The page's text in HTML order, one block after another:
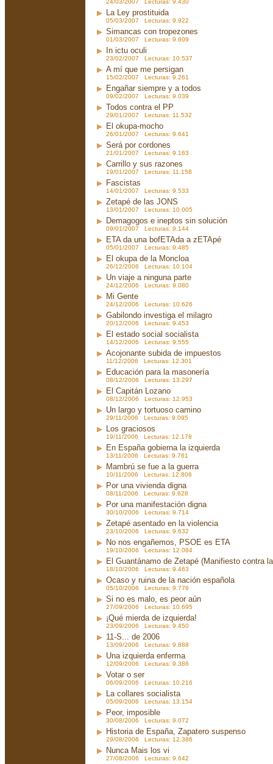
24/03/2007 Lecturas: 9.430
La Ley prostituida
05/03/2007 Lecturas: 9.922
Simancas con tropezones
01/03/2007 Lecturas: 9.609
In ictu oculi
23/02/2007 Lecturas: 10.537
A mí que me persigan
15/02/2007 Lecturas: 9.261
Engañar siempre y a todos
09/02/2007 Lecturas: 9.039
Todos contra el PP
29/01/2007 Lecturas: 11.532
El okupa-mocho
26/01/2007 Lecturas: 9.641
Será por cordones
21/01/2007 Lecturas: 9.163
Carrillo y sus razones
19/01/2007 Lecturas: 11.158
Fascistas
14/01/2007 Lecturas: 9.533
Zetapé de las JONS
13/01/2007 Lecturas: 10.005
Demagogos e ineptos sin solución
09/01/2007 Lecturas: 9.144
ETA da una bofETAda a zETApé
05/01/2007 Lecturas: 9.485
El okupa de la Moncloa
26/12/2006 Lecturas: 10.104
Un viaje a ninguna parte
24/12/2006 Lecturas: 9.080
Mi Gente
24/12/2006 Lecturas: 10.626
Gabilondo investiga el milagro
20/12/2006 Lecturas: 9.453
El estado social socialista
14/12/2006 Lecturas: 9.555
Acojonante subida de impuestos
11/12/2006 Lecturas: 12.301
Educación para la masonería
08/12/2006 Lecturas: 13.297
El Capitán Lozano
08/12/2006 Lecturas: 12.953
Un largo y tortuoso camino
29/11/2006 Lecturas: 9.095
Los graciosos
19/11/2006 Lecturas: 12.178
En España gobierna la izquierda
13/11/2006 Lecturas: 9.761
Mambrú se fue a la guerra
10/11/2006 Lecturas: 12.806
Por una vivienda digna
08/11/2006 Lecturas: 9.628
Por una manifestación digna
30/10/2006 Lecturas: 9.714
Zetapé asentado en la violencia
23/10/2006 Lecturas: 9.632
No nos engañemos, PSOE es ETA
19/10/2006 Lecturas: 12.084
El Guantánamo de Zetapé (Manifiesto contra
18/10/2006 Lecturas: 9.463
Ocaso y ruina de la nación española
05/10/2006 Lecturas: 9.776
Si no es malo, es peor aún
27/09/2006 Lecturas: 10.695
¡Qué mierda de izquierda!
23/09/2006 Lecturas: 9.450
11-S... de 2006
13/09/2006 Lecturas: 9.888
Una izquierda enferma
12/09/2006 Lecturas: 9.386
Votar o ser
06/09/2006 Lecturas: 10.216
La collares socialista
05/09/2006 Lecturas: 13.154
Peor, imposible
30/08/2006 Lecturas: 9.072
Historia de España, Zapatero suspenso
29/08/2006 Lecturas: 12.386
Nunca Mais los vi
27/08/2006 Lecturas: 9.642